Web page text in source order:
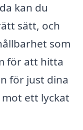
kan du
sätt, och
som
för att hitta
för just dina
ett lyckat